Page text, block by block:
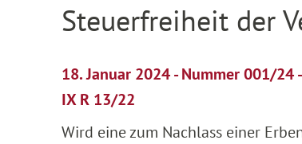
Steuerfreiheit der
18. Januar 2024 - Nummer 001/
IX R 13/22
Wird eine zum Nachlass einer